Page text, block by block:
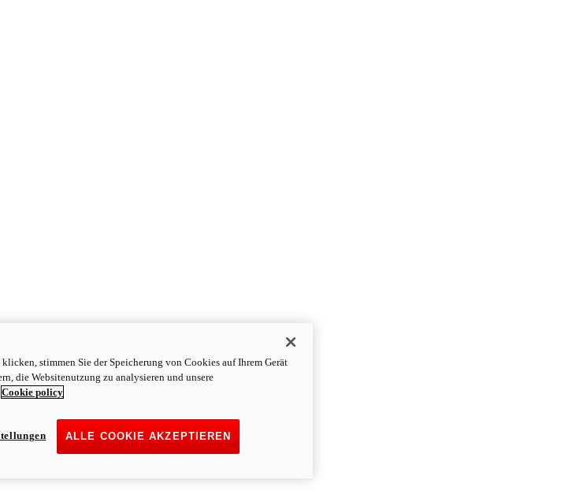
stimmen Sie der Speicherung von Cookies auf Ihrem Gerät
die Websitenutzung zu analysieren und unsere
Cookie policy
ALLE COOKIE AKZEPTIEREN